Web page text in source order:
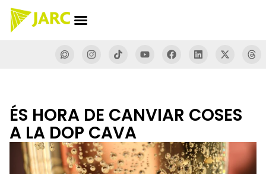
ÉS HORA DE CANVIAR COSES
A LA DOP CAVA